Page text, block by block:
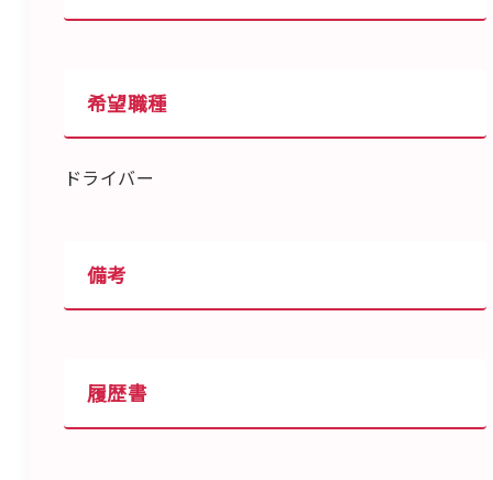
希望職種
ドライバー
備考
履歴書